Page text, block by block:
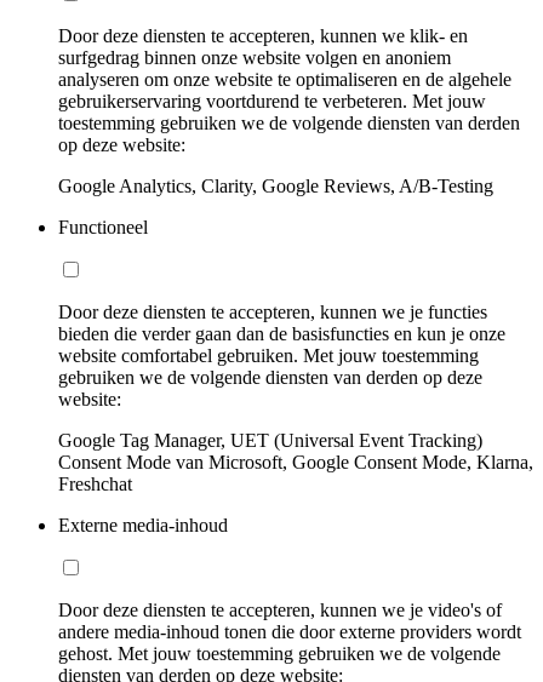
Door deze diensten te accepteren, kunnen we klik- en
surfgedrag binnen onze website volgen en anoniem
analyseren om onze website te optimaliseren en de algehele
gebruikerservaring voortdurend te verbeteren. Met jouw
toestemming gebruiken we de volgende diensten van derden
op deze website:
Google Analytics, Clarity, Google Reviews, A/B-Testing
Functioneel
Door deze diensten te accepteren, kunnen we je functies
bieden die verder gaan dan de basisfuncties en kun je onze
website comfortabel gebruiken. Met jouw toestemming
gebruiken we de volgende diensten van derden op deze
website:
Google Tag Manager, UET (Universal Event Tracking)
Consent Mode van Microsoft, Google Consent Mode, Klarna,
Freshchat
Externe media-inhoud
Door deze diensten te accepteren, kunnen we je video's of
andere media-inhoud tonen die door externe providers wordt
gehost. Met jouw toestemming gebruiken we de volgende
diensten van derden op deze website: